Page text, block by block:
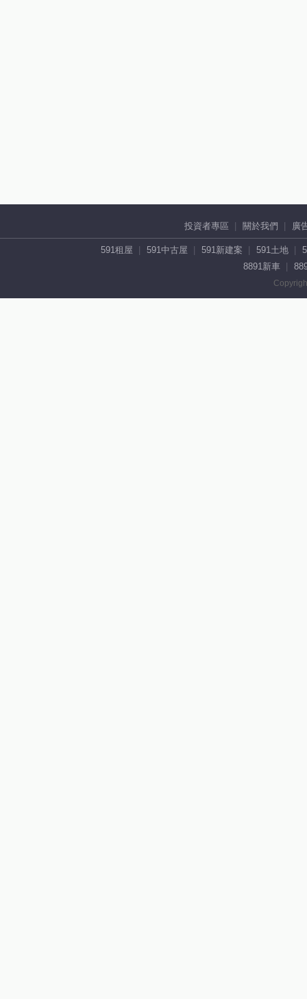
投資者專區 關於我們 廣
591租屋 591中古屋 591新建案 591土地
8891新車